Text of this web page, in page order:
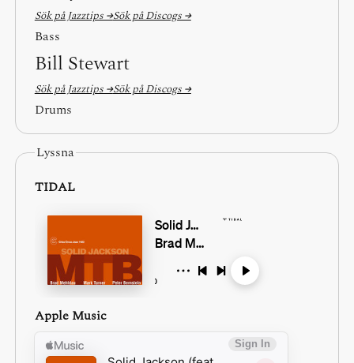
Sök på Jazztips →Sök på Discogs →
Bass
Bill Stewart
Sök på Jazztips →Sök på Discogs →
Drums
Lyssna
TIDAL
Apple Music